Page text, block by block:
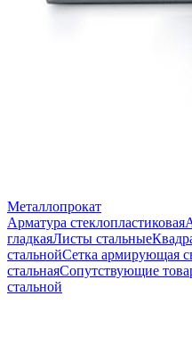
Металлопрокат
Арматура стеклопластиковая
гладкаяЛисты стальные
стальнойСетка армирующая
стальнаяСопутствующие
стальной